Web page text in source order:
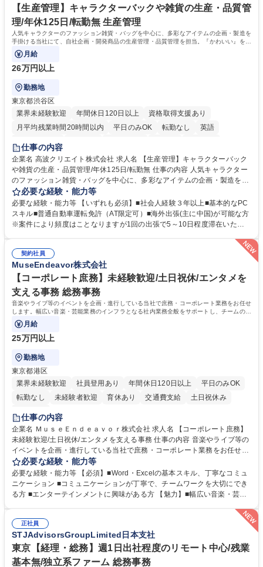
【生産管理】キャラクターバックや雑貨の生産・品質管
理/年休125日/転勤無 生産管理
人気キャラクターのファッション雑貨・バッグを中心に、多彩なアイテムの企画・製造を
手掛ける当社にて、自社企画・開発商品の生産管理・品質管理を担当。『かわいい』を届
けるやりがいのあるポジションです。
月給
26万円以上
勤務地
東京都渋谷区
業界未経験歓迎
年間休日120日以上
資格取得支援あり
月平均残業時間20時間以内
平日のみOK 転勤なし
英語
住宅手当あり
完全週休2日制
交通費支給 駅近5分以内 中国語 土日祝休み
仕事の内容
企業名 高波クリエイト株式会社 求人名 【生産管理】キャラクターバック
や雑貨の生産・品質管理/年休125日/転勤無 仕事の内容 人気キャラクター
のファッション雑貨・バッグを中心に、多彩なアイテムの企画・製造を手
掛ける当社にて、自社企画・開発商品の生産管理・品質管理を担当。『か
わいい』を届けるやりがいのあるポジションです。 有名ブランドやキャラ
クターライセンスを活用した商品の企画・開発・販売を行っています。企
画段階から納品まで、商品の製造に関わる全てのプロセスにおいて、生産
場へ見積依頼・価格交渉、サンプルの品質確認や検査の手配、ライセンス
元様とのやり取り、輸入関連の書類の管理、国内倉庫での品質チェック、
工場開拓などがございます。 募集職種 【生産管理】キャラクターバック
や雑貨の生産・品質管理/年休125日/転勤無
必要な経験・能力等
必要な経験・能力等 【いずれも必須】■社会人経験３年以上■基本的なPC
スキル■普通自動車運転免許（AT限定可）■海外出張(主に中国)が可能な方
※案件により頻度はことなりますが1回の出張で5～10日程度滞在いただ
め、『コツコツと実直に取り組める方』 ・工場やライセンス元を含む社内
外関係者と友好なコミュニケーションが取れる方 ※折衝は営業担当がメイ
ンで行います。 学歴・資格 学歴：大学院 大学 高専 短大 専修学校 高校 語
学力： 資格：
契約社員
MuseEndeavor株式会社
【コーポレート庶務】未経験歓迎/土日祝休/エンタメを
支える事務 総務事務
音楽やライブ等のイベントを企画・進行している当社で庶務・コーポレート業務をお任せ
します。幅広い音楽・芸能業務のインフラとなる社内業務全般をサポートし、チームの円
滑な運営を支えていただきます。
月給
25万円以上
勤務地
東京都港区
業界未経験歓迎
社員登用あり 年間休日120日以上
平日のみOK
転勤なし
未経験者歓迎 育休あり 交通費支給
土日祝休み
服装自由
仕事の内容
企業名 ＭｕｓｅＥｎｄｅａｖｏｒ株式会社 求人名 【コーポレート庶務】
未経験歓迎/土日祝休/エンタメを支える事務 仕事の内容 音楽やライブ等の
イベントを企画・進行している当社で庶務・コーポレート業務をお任せし
ます。幅広い音楽・芸能業務のインフラとなる社内業務全般をサポート
し、チームの円滑な運営を支えていただきます。 ■社内の庶務・一般事務
全般、書類整理、備品管理・発注 ■郵便物の仕分け、来客・電話対応、社
内環境の維持サポート ■経理や人事/採用の外注事業者とのやりとり・プロ
く 進行管理能力や調整力など、市場価値の高いキャリアアップが可能で
す。 ※業務の変更範囲：会社の定める業務※ 募集職種 【コーポレート庶
務】未経験歓迎/土日祝休/エンタメを支える事務
必要な経験・能力等
必要な経験・能力等 【必須】■Word・Excelの基本スキル、丁寧なコミュ
ニケーション ■コミュニケーションが丁寧で、チームワークを大切にでき
る方 ■エンターテインメントに興味がある方 【魅力】■幅広い音楽・芸能
体感しながら、社会貢献性の高い業務に携わることができます。■単なる
ルーティンワークに留まらず、外注事業者との連携や業務プロセスの推進
など、自らの裁量で組織の仕組みづくりに関われるやりがいがあります。
■土日祝休みで、プライベートと両立しながら専門スキルを磨ける環境で
す。 学歴・資格 学歴：大学院 大学 高専 短大 専修学校 高校 語学力： 資
正社員
STJAdvisorsGroupLimited日本支社
東京【経理・総務】週1日出社程度のリモート中心/残業
基本無/独立系ファーム 総務事務